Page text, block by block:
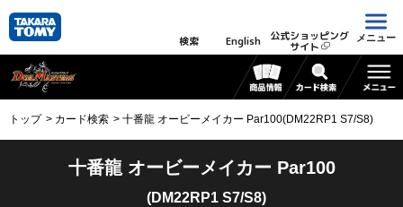
検索 English 公式ショッピング
サイト
メニュー
トップ カード検索 十番龍 オービーメイカー Par100(DM22RP1 S7/S8)
十番龍 オービーメイカー Par100
(DM22RP1 S7/S8)